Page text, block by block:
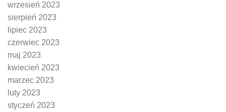
wrzesień 2023
sierpień 2023
lipiec 2023
czerwiec 2023
maj 2023
kwiecień 2023
marzec 2023
luty 2023
styczeń 2023